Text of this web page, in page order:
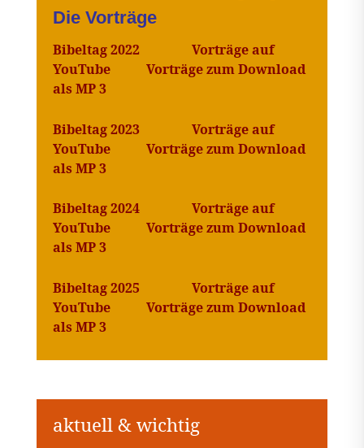
Die Vorträge
Bibeltag 2022
Vorträge auf
YouTube
Vorträge zum Download
als MP 3
Bibeltag 2023 Vorträge auf
YouTubeVorträge zum Download
als MP 3
Bibeltag 2024
Vorträge auf
YouTube Vorträge zum Download
als MP 3
Bibeltag 2025
Vorträge auf
YouTube Vorträge zum Download
als MP 3